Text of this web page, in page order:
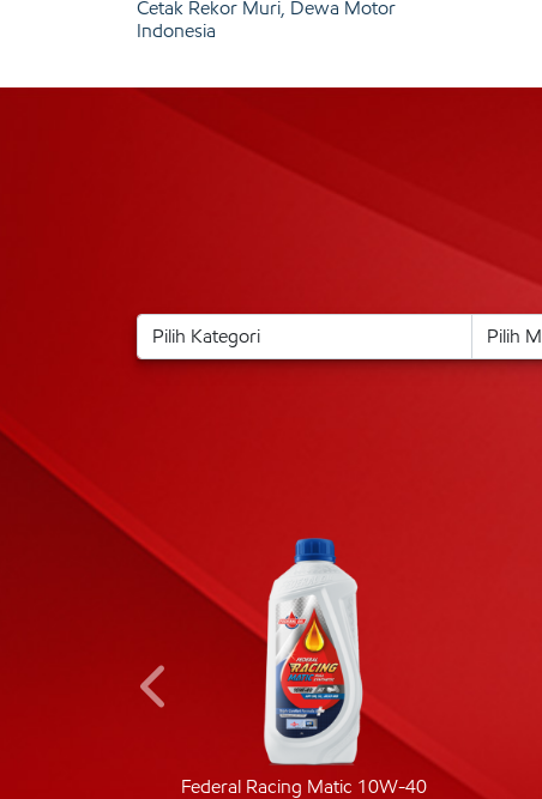
Cetak Rekor Muri, Dewa Motor
Indonesia
Federal Racing Matic 10W-40